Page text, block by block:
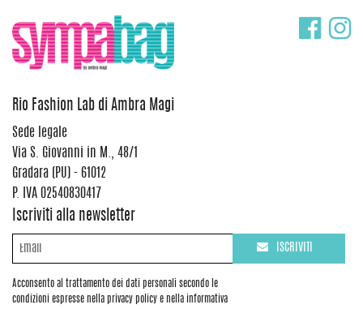
Rio Fashion Lab di Ambra Magi
Sede legale
Via S. Giovanni in M., 48/1
Gradara (PU) - 61012
P. IVA 02540830417
Iscriviti alla newsletter
Acconsento al trattamento dei dati personali secondo le
condizioni espresse nella privacy policy e nella informativa
ISCRIVITI